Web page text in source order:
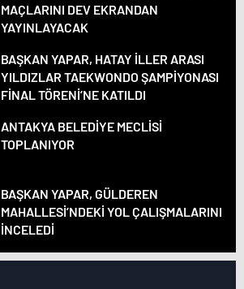
MAÇLARINI DEV EKRANDAN
YAYINLAYACAK
BAŞKAN YAPAR, HATAY İLLER ARASI
YILDIZLAR TAEKWONDO ŞAMPİYONASI
FİNAL TÖRENİ’NE KATILDI
ANTAKYA BELEDİYE MECLİSİ
TOPLANIYOR
BAŞKAN YAPAR, GÜLDEREN
MAHALLESİ’NDEKİ YOL ÇALIŞMALARINI
İNCELEDİ